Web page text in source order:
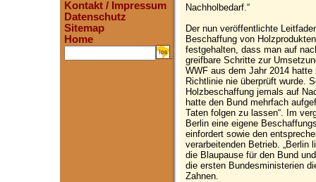
Kontakt / Impressum
Datenschutz
Sitemap
Home
.
Nachholbedarf.“
Der nun veröffentlichte
Beschaffung von
festgehalten, dass man auf
greifbare Schritte zur
WWF aus dem Jahr 2014
Richtlinie nie überprüft wurde.
Holzbeschaffung jemals auf
hatte den Bund mehrfach
Taten folgen zu lassen“. Im
Berlin eine eigene
einfordert sowie den
verarbeitenden Betrieb.
die Blaupause für den Bund
die ersten Bundesministerien
Zahnen.